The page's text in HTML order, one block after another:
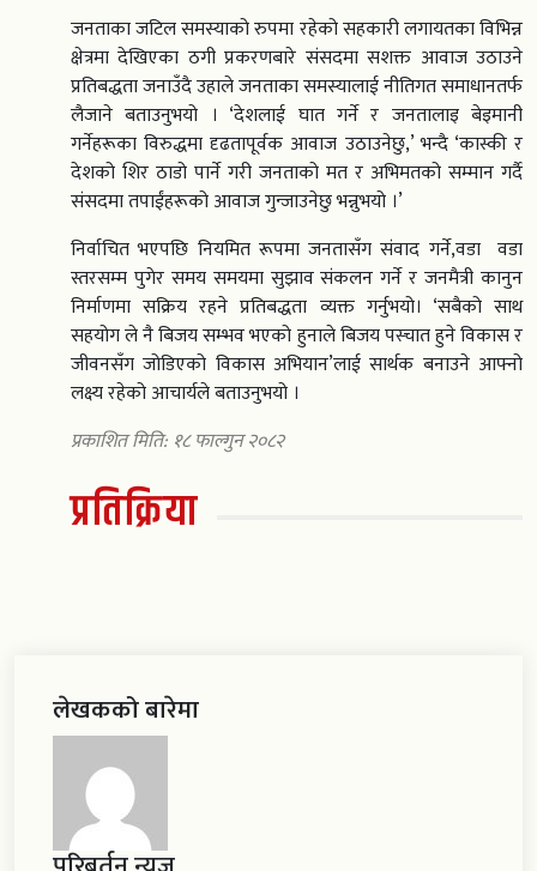
जनताका जटिल समस्याको रुपमा रहेको सहकारी लगायतका विभिन्न
क्षेत्रमा देखिएका ठगी प्रकरणबारे संसदमा सशक्त आवाज उठाउने
प्रतिबद्धता जनाउँदै उहाले जनताका समस्यालाई नीतिगत समाधानतर्फ
लैजाने बताउनुभयो । ‘देशलाई घात गर्ने र जनतालाइ बेइमानी
गर्नेहरूका विरुद्धमा दृढतापूर्वक आवाज उठाउनेछु,’ भन्दै ‘कास्की र
देशको शिर ठाडो पार्ने गरी जनताको मत र अभिमतको सम्मान गर्दै
संसदमा तपाईंहरूको आवाज गुन्जाउनेछु भन्नुभयो ।’
निर्वाचित भएपछि नियमित रूपमा जनतासँग संवाद गर्ने,वडा वडा
स्तरसम्म पुगेर समय समयमा सुझाव संकलन गर्ने र जनमैत्री कानुन
निर्माणमा सक्रिय रहने प्रतिबद्धता व्यक्त गर्नुभयो। ‘सबैको साथ
सहयोग ले नै बिजय सम्भव भएको हुनाले बिजय पस्चात हुने विकास र
जीवनसँग जोडिएको विकास अभियान’लाई सार्थक बनाउने आफ्नो
लक्ष्य रहेको आचार्यले बताउनुभयो ।
प्रकाशित मिति: १८ फाल्गुन २०८२
प्रतिक्रिया
लेखकको बारेमा